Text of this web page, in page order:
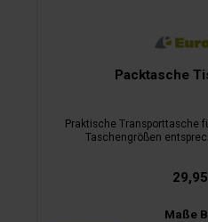
Packtasche
Praktische Transporttasche
Taschengrößen
Maße